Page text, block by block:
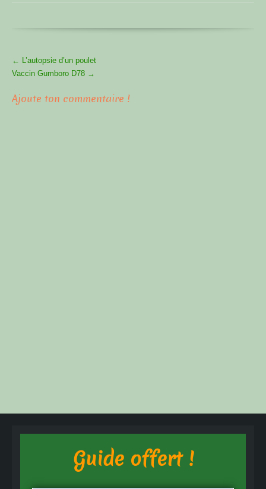
More
Articles
← L’autopsie d’un poulet
Vaccin Gumboro D78 →
Ajoute ton commentaire !
Guide offert !